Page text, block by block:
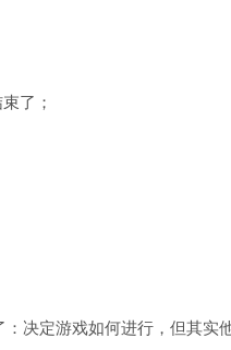
了；
决定游戏如何进行，但其实